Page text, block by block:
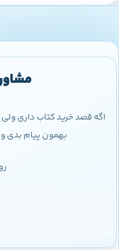
اگه قصد خرید کتاب داری ولی
بهمون پیام بدی و